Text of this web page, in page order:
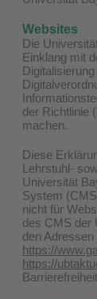
Websites
Die
Einklang mit
der Richtlinie
machen.
Diese
Lehrstuhl-
Universität
System
nicht für
des CMS der
den Adressen
https://
https://